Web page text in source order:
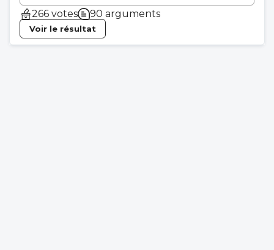
266 votes
90 arguments
Voir le résultat